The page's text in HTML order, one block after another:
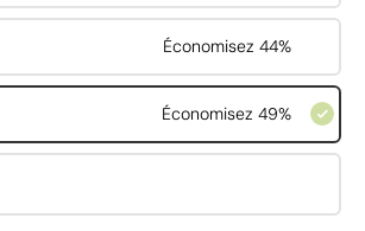
Économisez 44%
Économisez 49%